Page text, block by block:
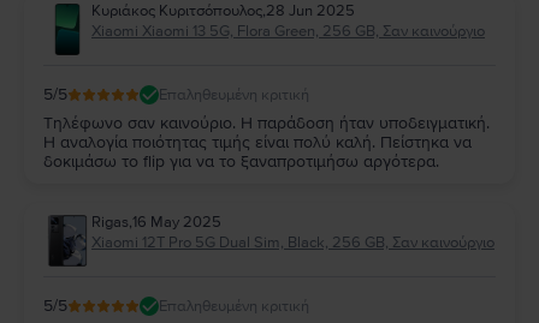
Κυριάκος Κυριτσόπουλος,28 Jun 2025
Xiaomi Xiaomi 13 5G, Flora Green, 256 GB, Σαν καινούργιο
5/5 Επαληθευμένη κριτική
Τηλέφωνο σαν καινούριο. Η παράδοση ήταν υποδειγματική.
Η αναλογία ποιότητας τιμής είναι πολύ καλή. Πείστηκα να
δοκιμάσω το flip για να το ξαναπροτιμήσω αργότερα.
Rigas,16 May 2025
Xiaomi 12T Pro 5G Dual Sim, Black, 256 GB, Σαν καινούργιο
5/5 Επαληθευμένη κριτική